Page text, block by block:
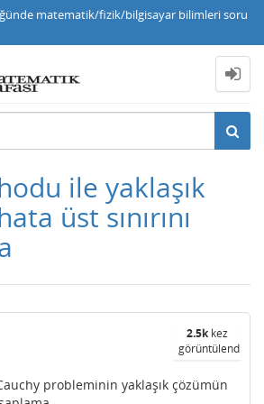
matematik/fizik/bilgisayar bilimleri soru
ile yaklaşık
üst sınırını
2.5kkez
görüntülendi
probleminin yaklaşık çözümün